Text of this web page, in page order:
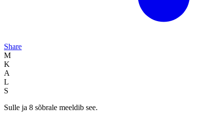
Share
M
K
A
L
S
Sulle ja 8 sõbrale meeldib see.